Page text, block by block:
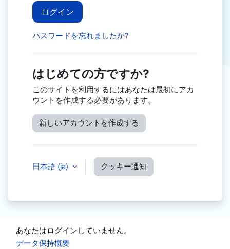
ログイン
パスワードを忘れましたか?
はじめての方ですか?
このサイトを利用するにはあなたは最初にアカ
ウントを作成する必要があります。
新しいアカウントを作成する
日本語 ‎(ja)‎ クッキー通知
あなたはログインしていません。
データ保持概要